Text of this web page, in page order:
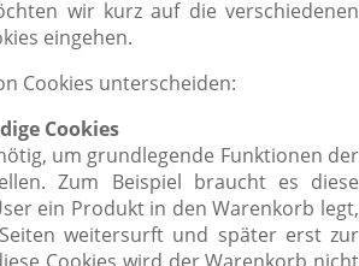
wir kurz auf die verschiedenen
eingehen.
Cookies unterscheiden:
Cookies
um grundlegende Funktionen der
Zum Beispiel braucht es diese
ein Produkt in den Warenkorb legt,
weitersurft und später erst zur